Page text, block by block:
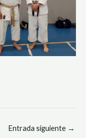
Entrada siguiente →